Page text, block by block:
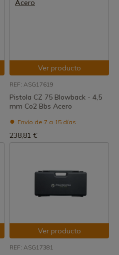
Ver producto
REF: ASG17619
Pistola CZ 75 Blowback - 4,5
mm Co2 Bbs Acero
Envío de 7 a 15 días
238,81 €
Ver producto
REF: ASG17381